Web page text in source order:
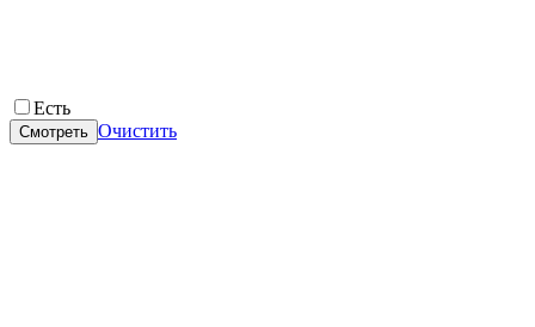
Есть
Смотреть Очистить